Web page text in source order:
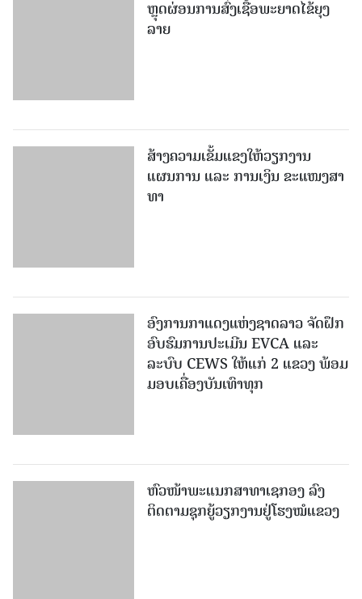
ແຜນການ ແລະ ການເງິນ ຂະແໜງສາ
ທາ
ອົບຮົມການປະເມີນ EVCA ແລະ
ລະບົບ CEWS ໃຫ້ແກ່ 2 ແຂວງ ພ້ອມ
ມອບເຄື່ອງບັນເທົາທຸກ
ຕິດຕາມຊຸກຍູ້ວຽກງານຢູ່ໂຮງໝໍແຂວງ